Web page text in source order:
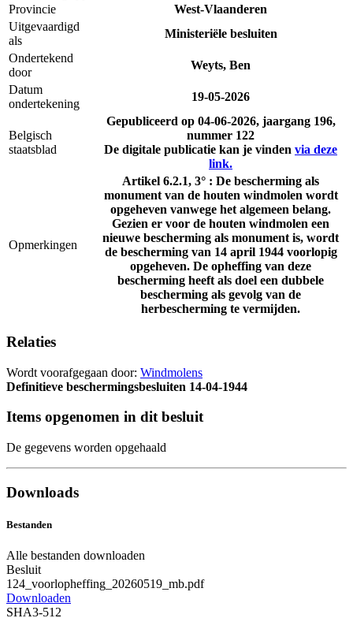
Provincie
West-Vlaanderen
Uitgevaardigd
als
Ministeriële besluiten
Ondertekend
door
Weyts, Ben
Datum
ondertekening
19-05-2026
Belgisch
staatsblad
Gepubliceerd op 04-06-2026, jaargang 196,
nummer 122
De digitale publicatie kan je vinden via deze
link.
Opmerkingen
Artikel 6.2.1, 3° : De bescherming als
monument van de houten windmolen wordt
opgeheven vanwege het algemeen belang.
Gezien er voor de houten windmolen een
nieuwe bescherming als monument is, wordt
de bescherming van 14 april 1944 voorlopig
opgeheven. De opheffing van deze
bescherming heeft als doel een dubbele
bescherming als gevolg van de
herbescherming te vermijden.
Relaties
Wordt voorafgegaan door: Windmolens
Definitieve beschermingsbesluiten 14-04-1944
Items opgenomen in dit besluit
De gegevens worden opgehaald
Downloads
Bestanden
Alle bestanden downloaden
Besluit
124_voorlopheffing_20260519_mb.pdf
Downloaden
SHA3-512